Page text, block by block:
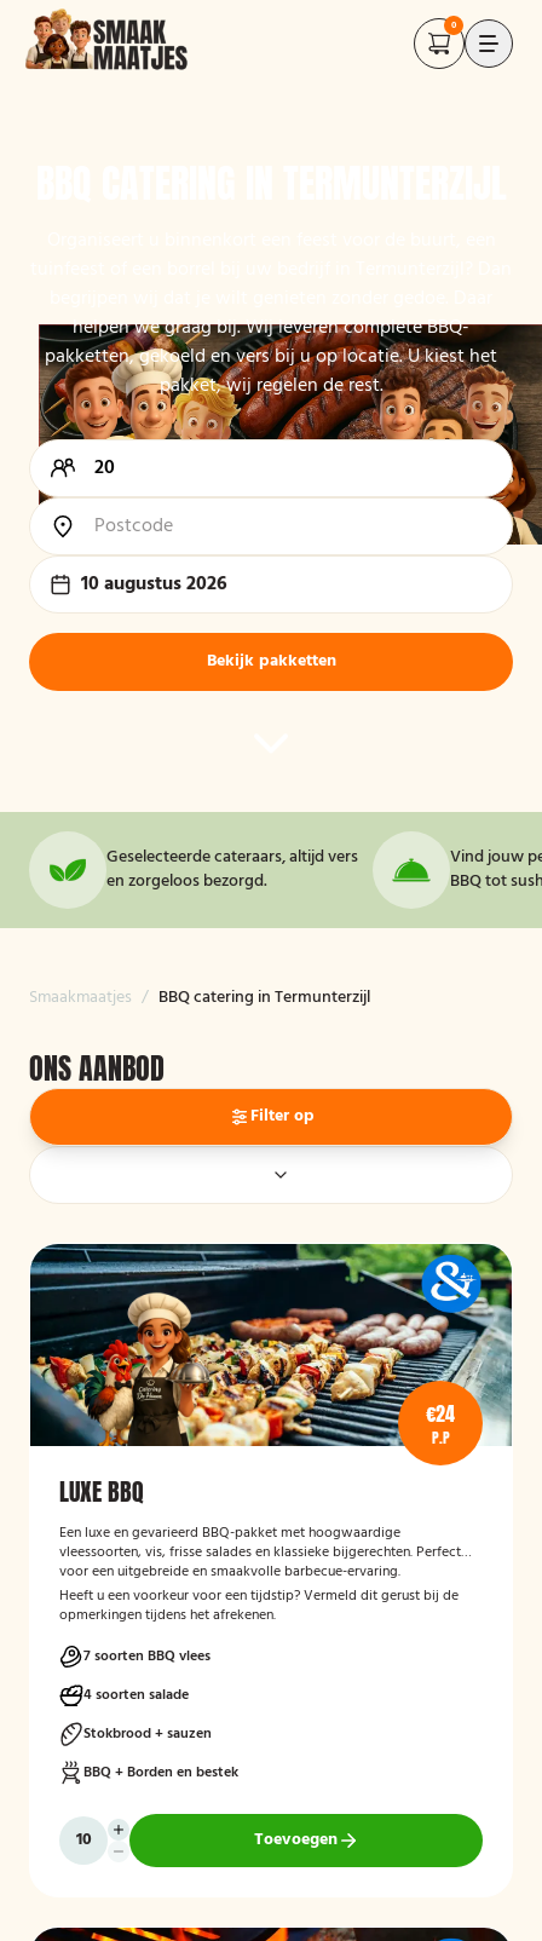
0
helpen we graag bij. Wij leveren complete BBQ-
pakketten, gekoeld en vers bij u op locatie. U kiest het
pakket, wij regelen de rest.
10 augustus 2026
Bekijk pakketten
Geselecteerde cateraars, altijd vers
en zorgeloos bezorgd.
Vind jouw
BBQ tot
Smaakmaatjes / BBQ catering in Termunterzijl
ONS AANBOD
Filter op
€24
P.P
LUXE BBQ
Een luxe en gevarieerd BBQ-pakket met hoogwaardige
vleessoorten, vis, frisse salades en klassieke bijgerechten. Perfect
voor een uitgebreide en smaakvolle barbecue-ervaring.
Heeft u een voorkeur voor een tijdstip? Vermeld dit gerust bij de
opmerkingen tijdens het afrekenen.
7 soorten BBQ vlees
4 soorten salade
Stokbrood + sauzen
BBQ + Borden en bestek
Toevoegen